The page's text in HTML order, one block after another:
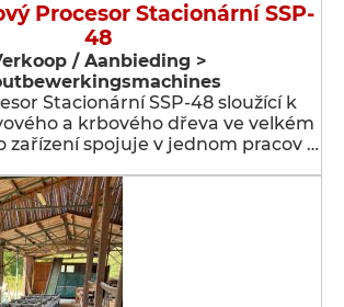
Procesor Stacionární SSP-
48
/ Aanbieding >
Stacionární SSP-48 sloužící k
a krbového dřeva ve velkém
zařízení spojuje v jednom pracov …